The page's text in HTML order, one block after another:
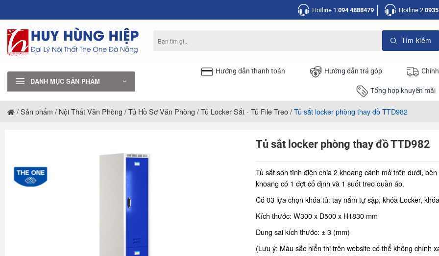
nội
dung
Hotline 1:094 4888479 Hotline 2:
kiếm:
DANH MỤC SẢN PHẨM
Hướng dẫn thanh toán Hướng dẫn trả góp
Tổng hợp khuyến mãi
/Sản phẩm / Nội Thất Văn Phòng /Tủ Hồ Sơ Văn Phòng /Tủ Locker Sắt - Tủ File Treo/Tủ sắt locker phòng thay đồ TTD982
Tủ sắt locker phòng thay đồ TTD982
Tủ sắt sơn tĩnh điện chia 2 khoang cánh mở trên dưới,
khoang có 1 đợt cố định và 1 suốt treo quần áo.
Có 03 lựa chọn khóa tủ: tay nắm tự sập, khóa Locker,
Kích thước: W300 x D500 x H1830 mm
Dung sai kích thước: ± 3 (mm)
(Lưu ý: Màu sắc hiển thị trên website có thể không chính